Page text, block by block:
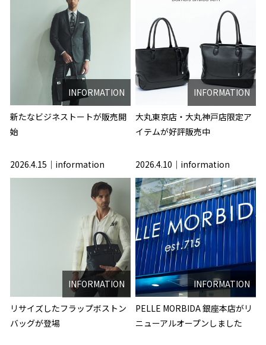
INFORMATION
新たなビジネストートが販売開
始
INFORMATION
大丸東京店・大丸神戸店限定ア
イテムが好評販売中
2026.4.15 information
INFORMATION
リサイズしたフラップボストン
バッグが登場
2026.4.10 information
INFORMATION
PELLE MORBIDA 銀座本店がリ
ニューアルオープンしました